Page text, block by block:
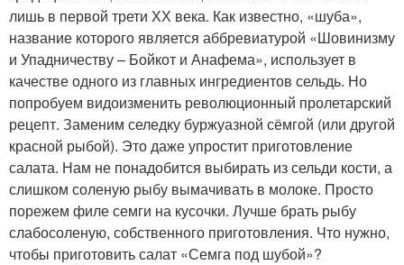
лишь в первой трети ХХ века. Как известно, «шуба»,
название которого является аббревиатурой «Шовинизму
и Упадничеству – Бойкот и Анафема», использует в
качестве одного из главных ингредиентов сельдь. Но
попробуем видоизменить революционный пролетарский
рецепт. Заменим селедку буржуазной сёмгой (или другой
красной рыбой). Это даже упростит приготовление
салата. Нам не понадобится выбирать из сельди кости, а
слишком соленую рыбу вымачивать в молоке. Просто
порежем филе семги на кусочки. Лучше брать рыбу
слабосоленую, собственного приготовления. Что нужно,
чтобы приготовить салат «Семга под шубой»?